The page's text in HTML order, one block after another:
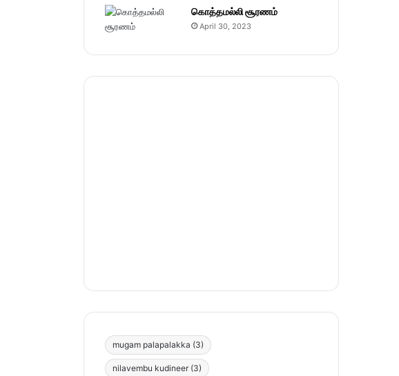
கொத்தமல்லி சூரணம்
April 30, 2023
mugam palapalakka (3)
nilavembu kudineer (3)